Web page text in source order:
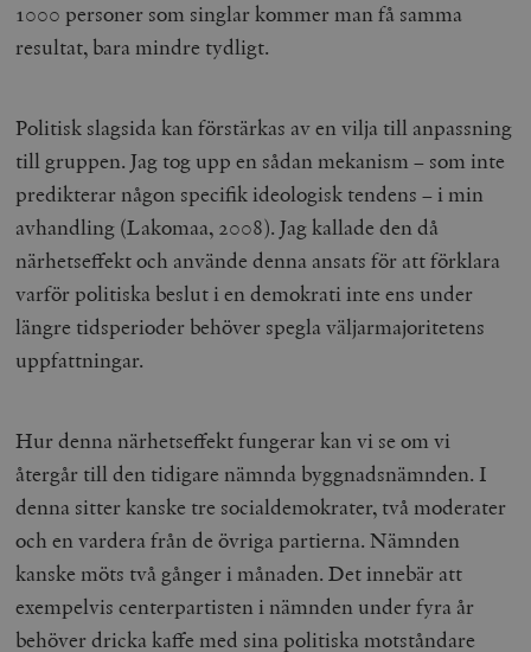
1000 personer som singlar kommer man få samma
resultat, bara mindre tydligt.
Politisk slagsida kan förstärkas av en vilja till anpassning
till gruppen. Jag tog upp en sådan mekanism – som inte
predikterar någon specifik ideologisk tendens – i min
avhandling (Lakomaa, 2008). Jag kallade den då
närhetseffekt och använde denna ansats för att förklara
varför politiska beslut i en demokrati inte ens under
längre tidsperioder behöver spegla väljarmajoritetens
uppfattningar.
Hur denna närhetseffekt fungerar kan vi se om vi
återgår till den tidigare nämnda byggnadsnämnden. I
denna sitter kanske tre socialdemokrater, två moderater
och en vardera från de övriga partierna. Nämnden
kanske möts två gånger i månaden. Det innebär att
exempelvis centerpartisten i nämnden under fyra år
behöver dricka kaffe med sina politiska motståndare